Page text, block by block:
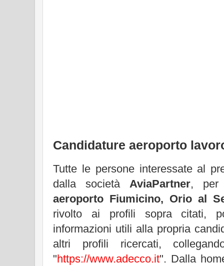
Candidature aeroporto
Tutte le persone interessate al
dalla società AviaPartner,
aeroporto Fiumicino, Orio al
rivolto ai profili sopra citati,
informazioni utili alla propria
altri profili ricercati,
"https://www.adecco.it". Dalla